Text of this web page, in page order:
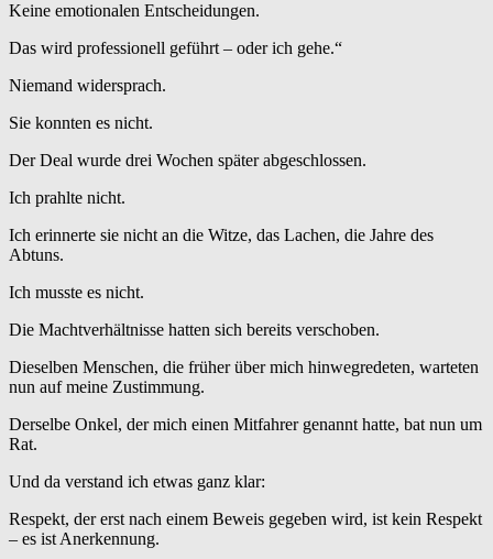
Keine emotionalen Entscheidungen.
Das wird professionell geführt – oder ich gehe.“
Niemand widersprach.
Sie konnten es nicht.
Der Deal wurde drei Wochen später abgeschlossen.
Ich prahlte nicht.
Ich erinnerte sie nicht an die Witze, das Lachen, die Jahre des
Abtuns.
Ich musste es nicht.
Die Machtverhältnisse hatten sich bereits verschoben.
Dieselben Menschen, die früher über mich hinwegredeten, warteten
nun auf meine Zustimmung.
Derselbe Onkel, der mich einen Mitfahrer genannt hatte, bat nun um
Rat.
Und da verstand ich etwas ganz klar:
Respekt, der erst nach einem Beweis gegeben wird, ist kein Respekt
– es ist Anerkennung.